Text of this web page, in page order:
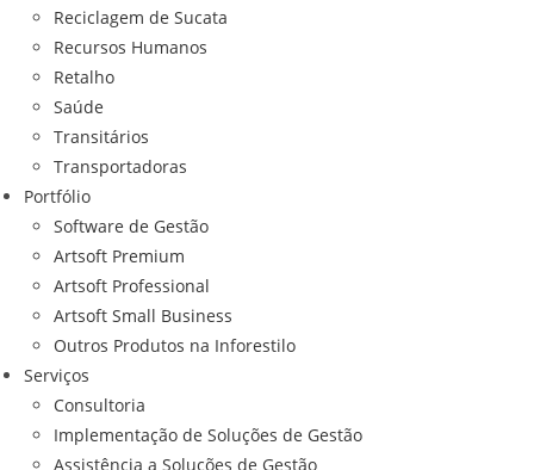
Reciclagem de Sucata
Recursos Humanos
Retalho
Saúde
Transitários
Transportadoras
Portfólio
Software de Gestão
Artsoft Premium
Artsoft Professional
Artsoft Small Business
Outros Produtos na Inforestilo
Serviços
Consultoria
Implementação de Soluções de Gestão
Assistência a Soluções de Gestão